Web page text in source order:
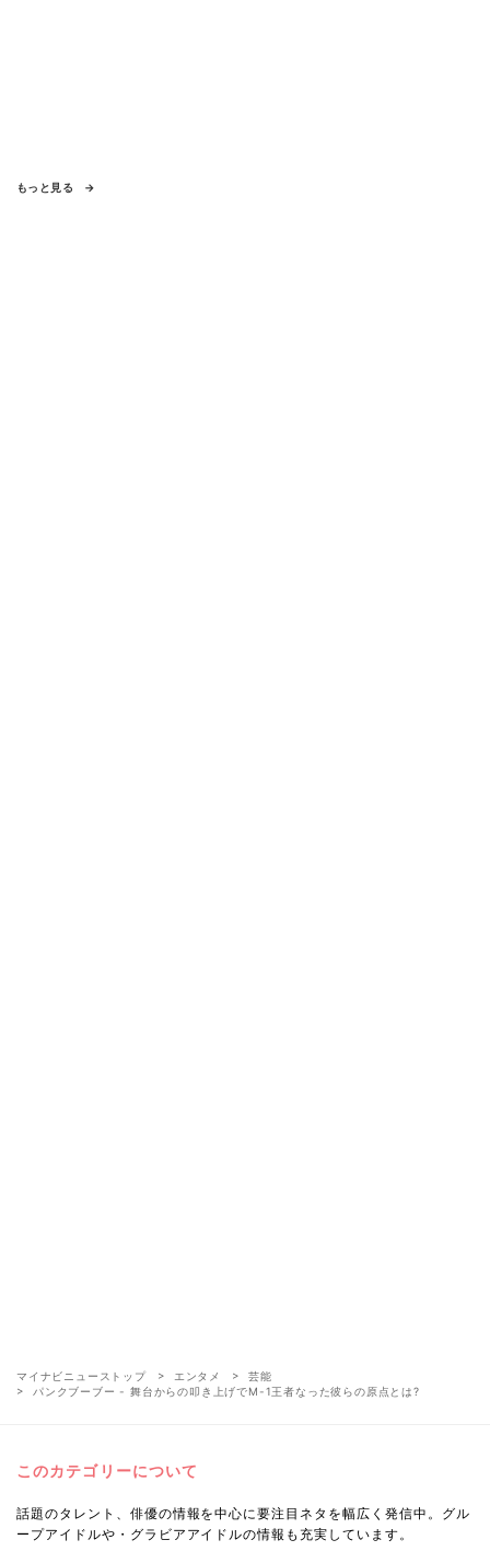
もっと見る
マイナビニューストップ エンタメ
芸能
パンクブーブー - 舞台からの叩き上げでM-1王者なった彼らの原点とは?
このカテゴリーについて
話題のタレント、俳優の情報を中心に要注目ネタを幅広く発信中。グル
ープアイドルや・グラビアアイドルの情報も充実しています。